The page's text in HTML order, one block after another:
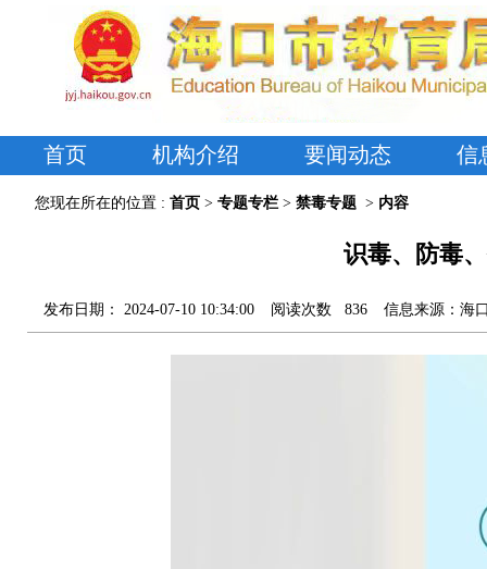
首页 机构介绍 要闻动态 信
您现在所在的位置 : 首页 > 专题专栏 > 禁毒专题 > 内容
识毒、防毒
发布日期： 2024-07-10 10:34:00 阅读次数 836 信息来源： 海